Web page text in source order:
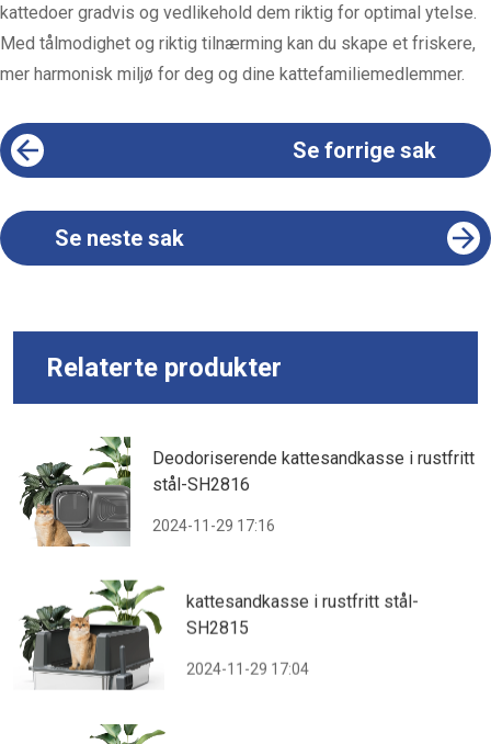
kattedoer gradvis og vedlikehold dem riktig for optimal ytelse.
Med tålmodighet og riktig tilnærming kan du skape et friskere,
mer harmonisk miljø for deg og dine kattefamiliemedlemmer.
Se forrige sak
Se neste sak
Relaterte produkter
Deodoriserende kattesandkasse i rustfritt
stål-SH2816
2024-11-29 17:16
kattesandkasse i rustfritt stål-
SH2815
2024-11-29 17:04